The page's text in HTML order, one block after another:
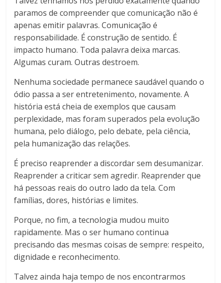
paramos de compreender que comunicação não é
apenas emitir palavras. Comunicação é
responsabilidade. É construção de sentido. É
impacto humano. Toda palavra deixa marcas.
Algumas curam. Outras destroem.
Nenhuma sociedade permanece saudável quando o
ódio passa a ser entretenimento, novamente. A
história está cheia de exemplos que causam
perplexidade, mas foram superados pela evolução
humana, pelo diálogo, pelo debate, pela ciência,
pela humanização das relações.
É preciso reaprender a discordar sem desumanizar.
Reaprender a criticar sem agredir. Reaprender que
há pessoas reais do outro lado da tela. Com
famílias, dores, histórias e limites.
Porque, no fim, a tecnologia mudou muito
rapidamente. Mas o ser humano continua
precisando das mesmas coisas de sempre: respeito,
dignidade e reconhecimento.
Talvez ainda haja tempo de nos encontrarmos